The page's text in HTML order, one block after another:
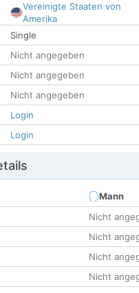
Vereinigte Staaten von
Amerika
Single
Nicht angegeben
Nicht angegeben
Nicht angegeben
Login
Login
Mann
Nicht
Nicht
Nicht
Nicht